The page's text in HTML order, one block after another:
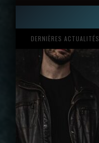
DERNIÈRES ACTUALITÉS